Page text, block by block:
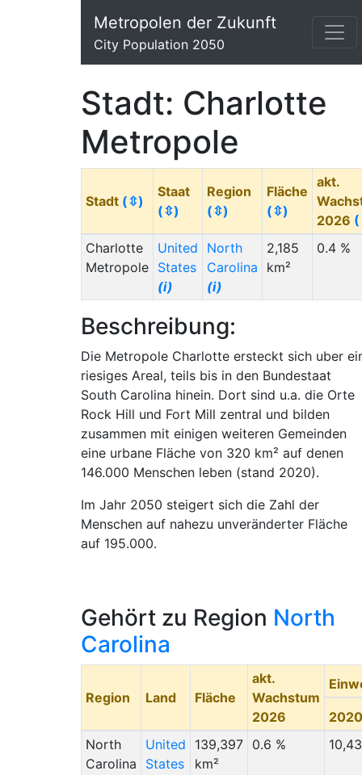
Metropolen der Zukunft
City Population 2050
Stadt: Charlotte
Metropole
Stadt (⇳)
Staat
(⇳)
Region
(⇳)
Fläche
(⇳)
akt.
2026
Charlotte
Metropole
United
States
(i)
North
Carolina
(i)
2,185
km²
0.4 %
Beschreibung:
Die Metropole Charlotte ersteckt sich uber
riesiges Areal, teils bis in den Bundestaat
South Carolina hinein. Dort sind u.a. die Orte
Rock Hill und Fort Mill zentral und bilden
zusammen mit einigen weiteren Gemeinden
eine urbane Fläche von 320 km² auf denen
146.000 Menschen leben (stand 2020).
Im Jahr 2050 steigert sich die Zahl der
Menschen auf nahezu unveränderter Fläche
auf 195.000.
Gehört zu Region North
Carolina
Region Land Fläche
akt.
Wachstum
2026
2020
North
Carolina
United
States
139,397
km²
0.6 %